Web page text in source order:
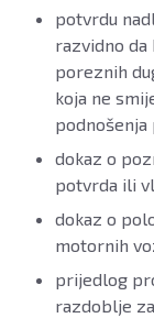
potvrdu
razvidno da
poreznih
koja ne
podnošenja
dokaz o
potvrda ili
dokaz o
motornih
prijedlog
razdoblje